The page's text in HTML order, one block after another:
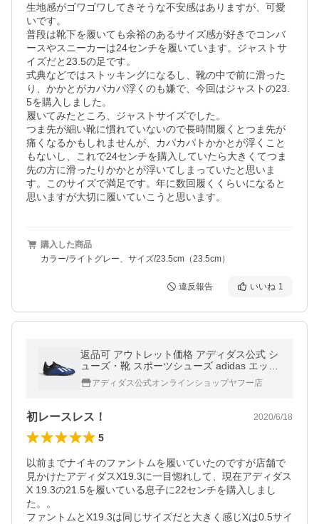
生地感がゴワゴワしてきそうな不安感はありますが、可愛
いです。
普段は靴下を履いても余裕のあるサイズ感が好きでコンバ
ースやスニーカーは24センチを履いています。ジャストサ
イズだと23.5の足です。
式典などではストッキングになるし、靴の中で前に滑った
り、かかとがカパカパ浮くのも嫌で、今回はジャストの23.
5を購入しました。
履いてみたところ、ジャストサイズでした。
つま先が細い靴に慣れていないので長時間履くとつま先が
痛くなるかもしれませんが、カパカパトかかとが浮くこと
もないし、これで24センチを購入していたら大きくてつま
先の方に滑ったりかかとが浮いてしまっていたと思いま
す。このサイズで満足です。年に数回履くくらいになると
思いますが大切に履いていこうと思います。
購入した商品
カラー/ライトグレー、サイズ/23.5cm（23.5cm）
違反報告 いいね 1
返品可 アウトレット価格 アディダス公式 シ
ューズ・靴 スポーツシューズ adidas エック
ス 19.3 TF レースレス / フットサル用 / X 1
9.3 LACELESS TURF BOOTS …
アディダス公式オンラインショップヤフー店
初レースレス！ 2020/6/18
5
以前までナイキのファントムを履いていたのですが店舗で
見かけたアディダスX19.3に一目惚れして、現在アディダス
X 19.3の21.5を履いている息子に22センチを購入しまし
た。。
ファントムとX19.3は同じサイズだと大きく感じXは0.5サイ